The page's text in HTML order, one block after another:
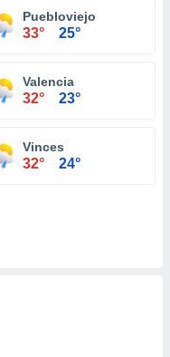
Puebloviejo
33° 25°
Valencia
32° 23°
Vinces
32° 24°